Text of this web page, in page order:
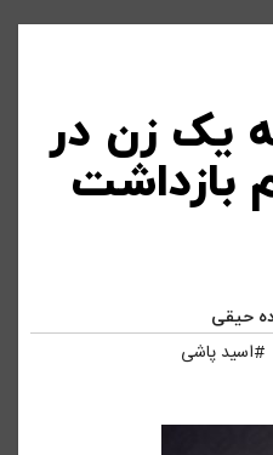
یک زن در
بازداشت
حیقی
#اسید پاشی